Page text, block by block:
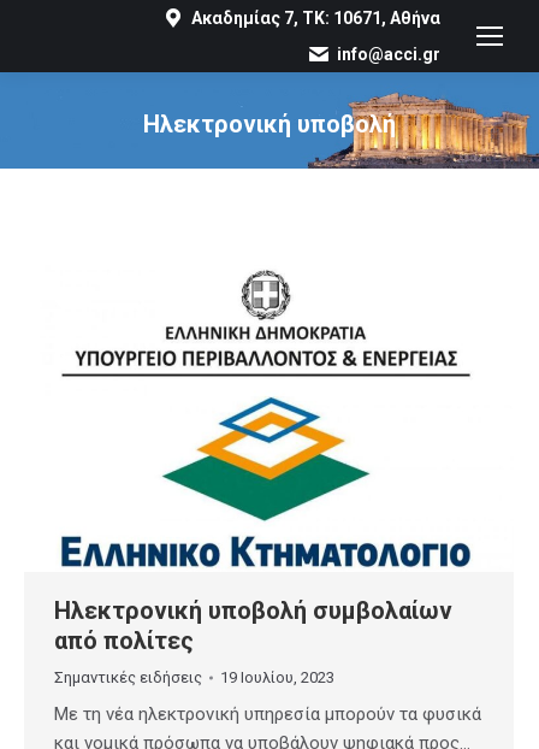
Ακαδημίας 7, ΤΚ: 10671, Αθήνα
info@acci.gr
Ηλεκτρονική υποβολή
You are here:
Ηλεκτρονική υποβολή συμβολαίων
από πολίτες
Σημαντικές ειδήσεις 19 Ιουλίου, 2023
Με τη νέα ηλεκτρονική υπηρεσία μπορούν τα φυσικά
και νομικά πρόσωπα να υποβάλουν ψηφιακά προς…